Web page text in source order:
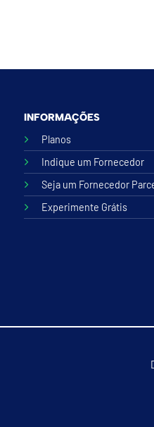
INFORMAÇÕES
Planos
Indique um Fornecedor
Seja um Fornecedor
Experimente Grátis